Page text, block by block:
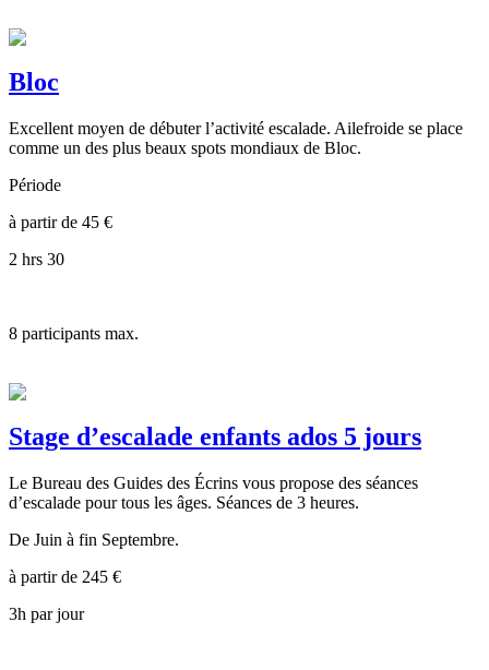
Bloc
Excellent moyen de débuter l’activité escalade. Ailefroide se place
comme un des plus beaux spots mondiaux de Bloc.
Période
à partir de 45 €
2 hrs 30
8 participants max.
Stage d’escalade enfants ados 5 jours
Le Bureau des Guides des Écrins vous propose des séances
d’escalade pour tous les âges. Séances de 3 heures.
De Juin à fin Septembre.
à partir de 245 €
3h par jour